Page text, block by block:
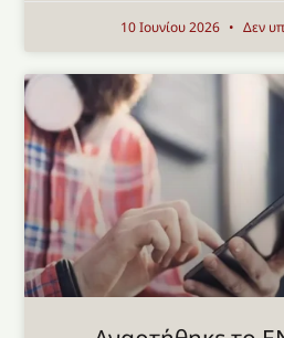
10 Ιουνίου 2026 Δεν